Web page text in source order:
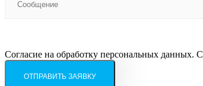
Согласие на обработку персональных данных. С